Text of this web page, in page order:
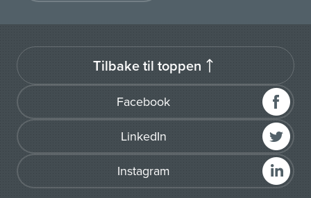
Facebook
LinkedIn
Instagram
Tilbake til toppen